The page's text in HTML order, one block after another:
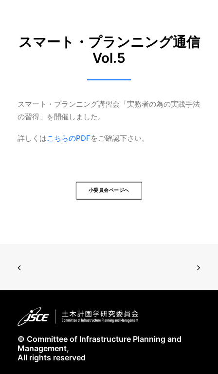
スマート・プランニング通信
Vol.5
スマート・プランニング講習会「実務者の為の実践手法
の習得」を開催しました。
詳しくはこちらのPDFをご確認下さい。
小委員会ページへ
© Committee of Infrastructure Planning and
Management,
All rights reserved